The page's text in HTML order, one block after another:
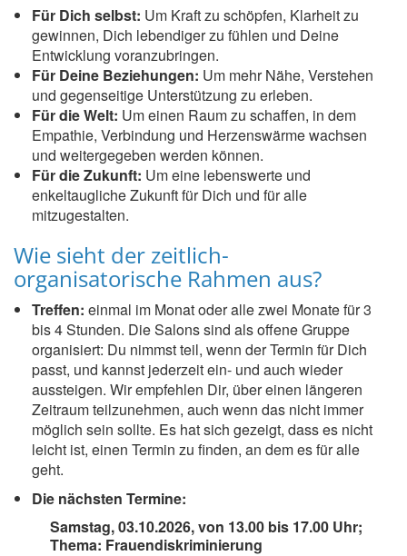
Für Dich selbst: Um Kraft zu schöpfen, Klarheit zu
gewinnen, Dich lebendiger zu fühlen und Deine
Entwicklung voranzubringen.
Für Deine Beziehungen: Um mehr Nähe, Verstehen
und gegenseitige Unterstützung zu erleben.
Für die Welt: Um einen Raum zu schaffen, in dem
Empathie, Verbindung und Herzenswärme wachsen
und weitergegeben werden können.
Für die Zukunft: Um eine lebenswerte und
enkeltaugliche Zukunft für Dich und für alle
mitzugestalten.
Wie sieht der zeitlich-
organisatorische Rahmen aus?
Treffen: einmal im Monat oder alle zwei Monate für 3
bis 4 Stunden. Die Salons sind als offene Gruppe
organisiert: Du nimmst teil, wenn der Termin für Dich
passt, und kannst jederzeit ein- und auch wieder
aussteigen. Wir empfehlen Dir, über einen längeren
Zeitraum teilzunehmen, auch wenn das nicht immer
möglich sein sollte. Es hat sich gezeigt, dass es nicht
leicht ist, einen Termin zu finden, an dem es für alle
geht.
Die nächsten Termine:
Samstag, 03.10.2026, von 13.00 bis 17.00 Uhr;
Thema: Frauendiskriminierung